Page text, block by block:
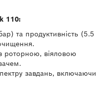
110:
та продуктивність (5.5
роторною, віяловою
завдань, включаючи